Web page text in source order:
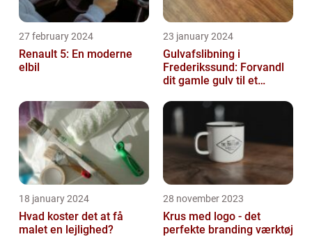
27 february 2024
Renault 5: En moderne
elbil
23 january 2024
Gulvafslibning i
Frederikssund: Forvandl
dit gamle gulv til et
18 january 2024
Hvad koster det at få
malet en lejlighed?
28 november 2023
Krus med logo - det
perfekte branding værktøj